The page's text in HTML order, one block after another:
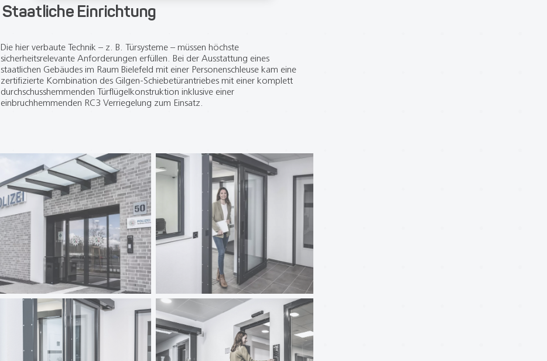
Staatliche Einrichtung
Die hier verbaute Technik – z. B. Türsysteme – müssen höchste
sicherheitsrelevante Anforderungen erfüllen. Bei der Ausstattung eines
staatlichen Gebäudes im Raum Bielefeld mit einer Personenschleuse kam eine
zertifizierte Kombination des Gilgen-Schiebetürantriebes mit einer komplett
durchschusshemmenden Türflügelkonstruktion inklusive einer
einbruchhemmenden RC3 Verriegelung zum Einsatz.